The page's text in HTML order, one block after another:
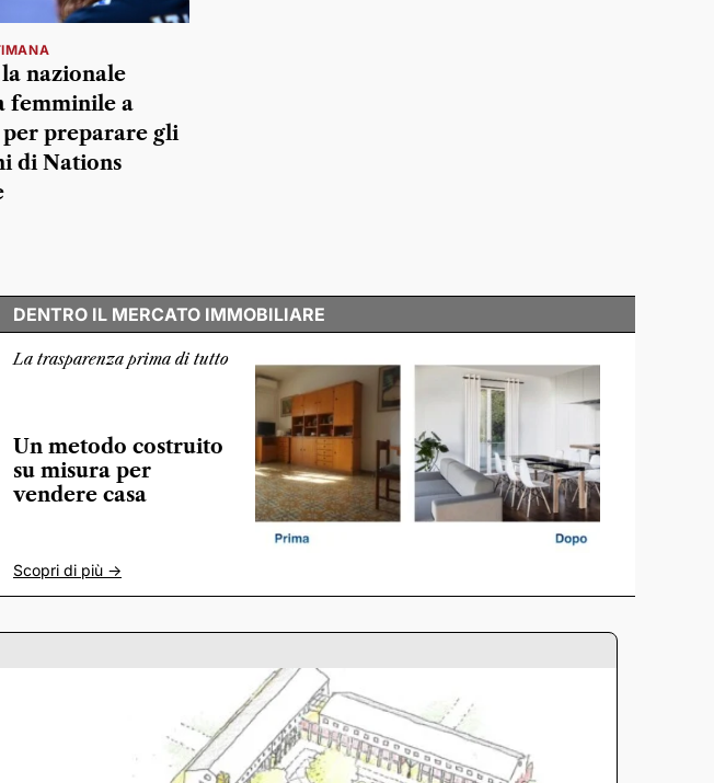
nazionale
femminile a
preparare gli
di Nations
DENTRO IL MERCATO IMMOBILIARE
La trasparenza prima di tutto
Un metodo costruito
su misura per
vendere casa
Scopri di più ->